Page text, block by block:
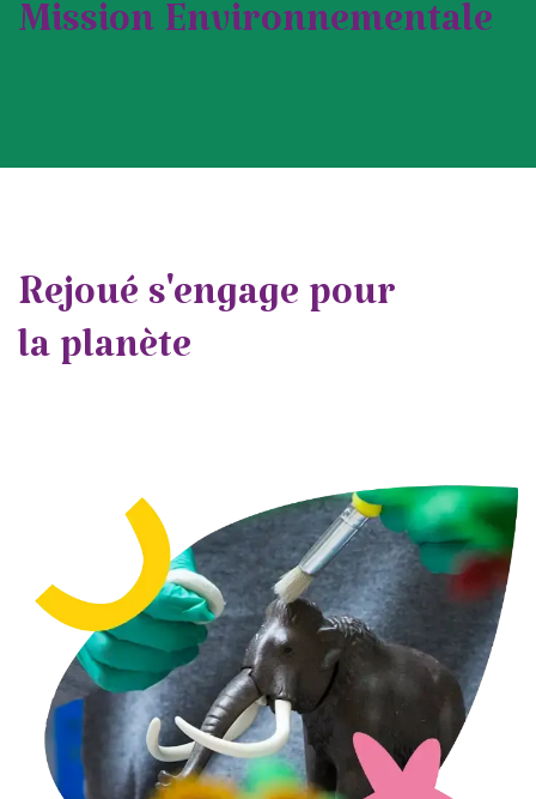
Mission Environnementale
Rejoué s'engage pour
la planète